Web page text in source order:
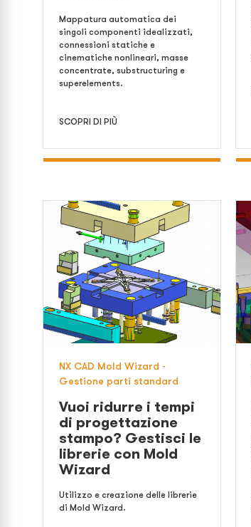
Mappatura automatica dei
singoli componenti idealizzati,
connessioni statiche e
cinematiche nonlineari, masse
concentrate, substructuring e
superelements.
SCOPRI DI PIÙ
NX CAD Mold Wizard -
Gestione parti standard
Vuoi ridurre i tempi
di progettazione
stampo? Gestisci le
librerie con Mold
Wizard
Utilizzo e creazione delle librerie
di Mold Wizard.